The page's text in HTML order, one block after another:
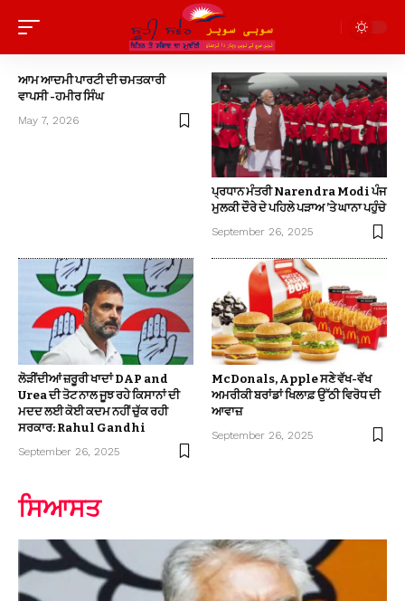
ਆਮ ਆਦਮੀ ਪਾਰਟੀ ਦੀ ਚਮਤਕਾਰੀ
ਵਾਪਸੀ -ਹਮੀਰ ਸਿੰਘ
May 7, 2026
ਪ੍ਰਧਾਨ ਮੰਤਰੀ Narendra Modi ਪੰਜ
ਮੁਲਕੀ ਦੌਰੇ ਦੇ ਪਹਿਲੇ ਪੜਾਅ ’ਤੇ ਘਾਨਾ ਪਹੁੰਚੇ
September 26, 2025
ਲੋੜੀਂਦੀਆਂ ਜ਼ਰੂਰੀ ਖਾਦਾਂ DAP and
Urea ਦੀ ਤੋਟ ਨਾਲ ਜੂਝ ਰਹੇ ਕਿਸਾਨਾਂ ਦੀ
ਮਦਦ ਲਈ ਕੋਈ ਕਦਮ ਨਹੀਂ ਚੁੱਕ ਰਹੀ
ਸਰਕਾਰ: Rahul Gandhi
September 26, 2025
McDonals, Apple ਸਣੇ ਵੱਖ-ਵੱਖ
ਅਮਰੀਕੀ ਬਰਾਂਡਾਂ ਖਿਲਾਫ਼ ਉੱਠੀ ਵਿਰੋਧ ਦੀ
ਆਵਾਜ਼
September 26, 2025
ਸਿਆਸਤ